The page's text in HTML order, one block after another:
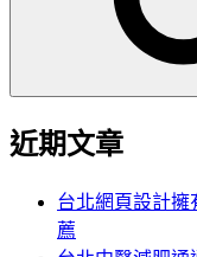
近期文章
台北網頁設計擁
薦